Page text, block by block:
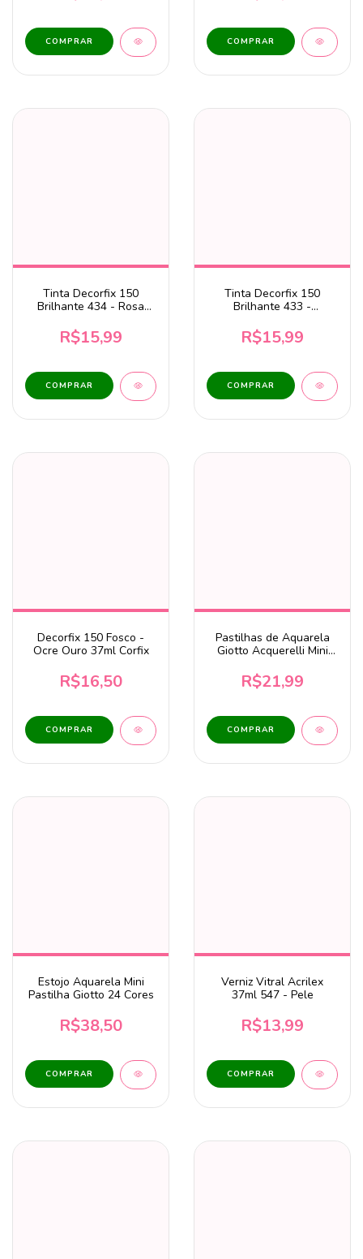
Tinta Decorfix 150
Brilhante 434 - Rosa
R$15,99
Tinta Decorfix 150
Brilhante 433 -
Corfix
R$15,99
Decorfix 150 Fosco -
Ocre Ouro 37ml Corfix
R$16,50
Pastilhas de Aquarela
Giotto Acquerelli Mini
R$21,99
Estojo Aquarela Mini
Pastilha Giotto 24 Cores
R$38,50
Verniz Vitral Acrilex
37ml 547 - Pele
R$13,99